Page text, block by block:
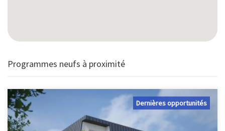
Programmes neufs à proximité
Dernières opportunités